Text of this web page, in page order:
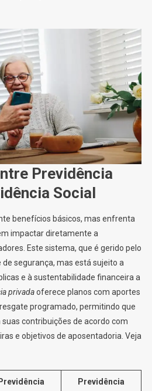
Previdência
Social
benefícios básicos, mas enfrenta
impactar diretamente a
Este sistema, que é gerido pelo
segurança, mas está sujeito a
e à sustentabilidade financeira a
privadaoferece planos com aportes
programado, permitindo que
contribuições de acordo com
e objetivos de aposentadoria. Veja
Previdência
Previdência